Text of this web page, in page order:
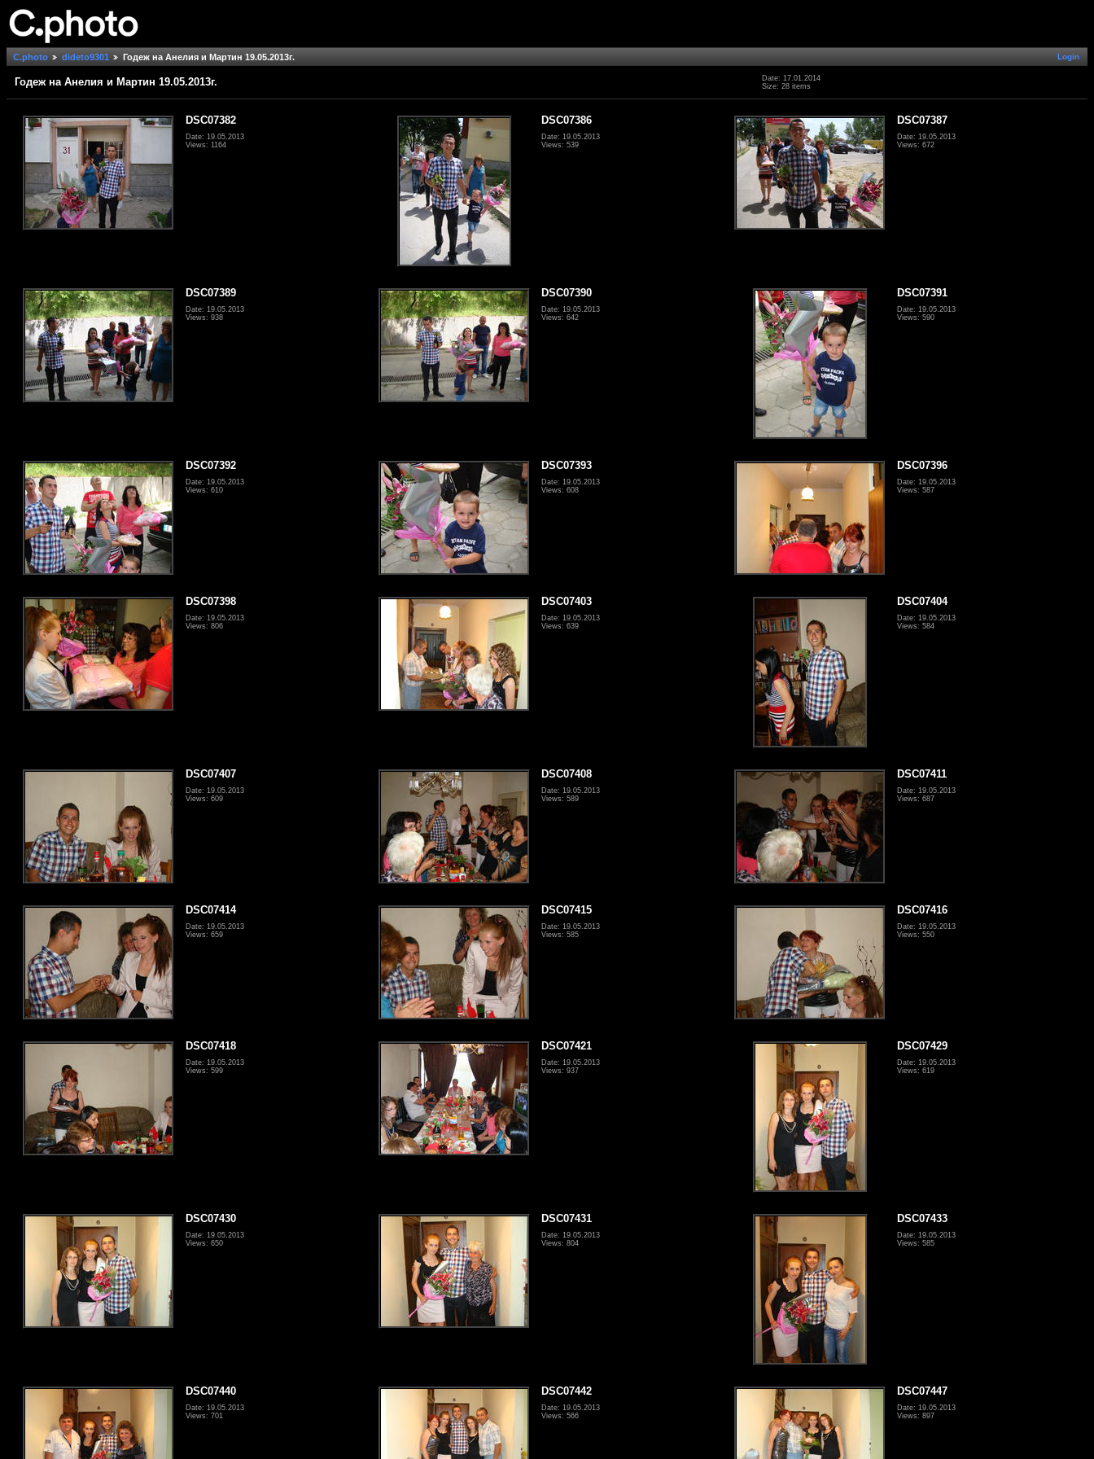
Login
C.photo dideto9301 Годеж на Анелия и Мартин 19.05.2013г.
Годеж на Анелия и Мартин 19.05.2013г.
Date: 17.01.2014
Size: 28 items
DSC07382
Date: 19.05.2013
Views: 1164
DSC07386
Date: 19.05.2013
Views: 539
DSC07387
Date: 19.05.2013
Views: 672
DSC07389
Date: 19.05.2013
Views: 938
DSC07390
Date: 19.05.2013
Views: 642
DSC07391
Date: 19.05.2013
Views: 590
DSC07392
Date: 19.05.2013
Views: 610
DSC07393
Date: 19.05.2013
Views: 608
DSC07396
Date: 19.05.2013
Views: 587
DSC07398
Date: 19.05.2013
Views: 806
DSC07403
Date: 19.05.2013
Views: 639
DSC07404
Date: 19.05.2013
Views: 584
DSC07407
Date: 19.05.2013
Views: 609
DSC07408
Date: 19.05.2013
Views: 589
DSC07411
Date: 19.05.2013
Views: 687
DSC07414
Date: 19.05.2013
Views: 659
DSC07415
Date: 19.05.2013
Views: 585
DSC07416
Date: 19.05.2013
Views: 550
DSC07418
Date: 19.05.2013
Views: 599
DSC07421
Date: 19.05.2013
Views: 937
DSC07429
Date: 19.05.2013
Views: 619
DSC07430
Date: 19.05.2013
Views: 650
DSC07431
Date: 19.05.2013
Views: 804
DSC07433
Date: 19.05.2013
Views: 585
DSC07440
Date: 19.05.2013
Views: 701
DSC07442
Date: 19.05.2013
Views: 566
DSC07447
Date: 19.05.2013
Views: 897